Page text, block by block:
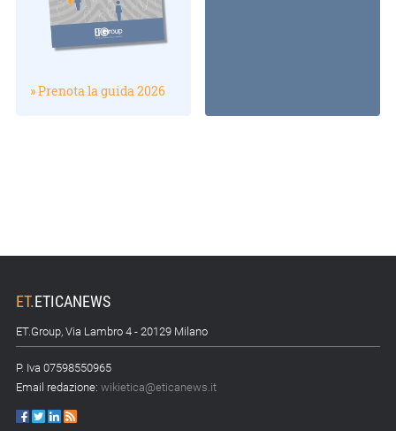
» Prenota la guida 2026
ET.ETICANEWS
ET.Group, Via Lambro 4 - 20129 Milano
P. Iva 07598550965
Email redazione: wikietica@eticanews.it